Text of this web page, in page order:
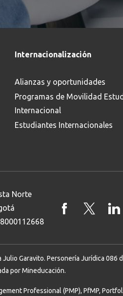
Internacionalización
Alianzas y oportunidades
Programas de Movilidad
Internacional
Estudiantes Internacionales
Norte
Garavito. Personería Jurídica
por Mineducación.
Professional (PMP), PfMP,